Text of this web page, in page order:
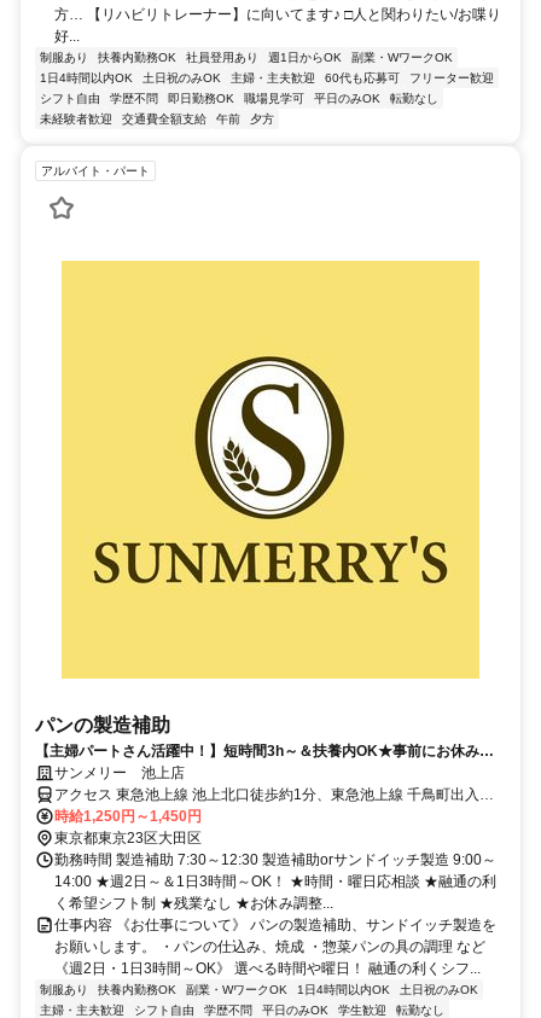
方… 【リハビリトレーナー】に向いてます♪ □人と関わりたい/お喋り
好...
制服あり 扶養内勤務OK 社員登用あり 週1日からOK
副業・WワークOK
1日4時間以内OK
土日祝のみOK 主婦・主夫歓迎 60代も応募可
フリーター歓迎
シフト自由
学歴不問 即日勤務OK 職場見学可 平日のみOK
転勤なし
未経験者歓迎
交通費全額支給 午前 夕方
アルバイト・パート
パンの製造補助
【主婦パートさん活躍中！】短時間3h～＆扶養内OK★事前にお休み申
請できるから家事・子育てとも両立◎
サンメリー 池上店
アクセス 東急池上線 池上北口徒歩約1分、東急池上線 千鳥町出入口2
徒歩約14分、東急池上線 蓮沼出入口2徒歩約14分
時給1,250円～1,450円
東京都東京23区大田区
勤務時間 製造補助 7:30～12:30 製造補助orサンドイッチ製造 9:00～
14:00 ★週2日～＆1日3時間～OK！ ★時間・曜日応相談 ★融通の利
く希望シフト制 ★残業なし ★お休み調整...
仕事内容 《お仕事について》 パンの製造補助、サンドイッチ製造を
お願いします。 ・パンの仕込み、焼成 ・惣菜パンの具の調理 など
《週2日・1日3時間～OK》 選べる時間や曜日！ 融通の利くシフ...
制服あり 扶養内勤務OK 副業・WワークOK 1日4時間以内OK
土日祝のみOK
主婦・主夫歓迎
シフト自由 学歴不問 平日のみOK 学生歓迎
転勤なし